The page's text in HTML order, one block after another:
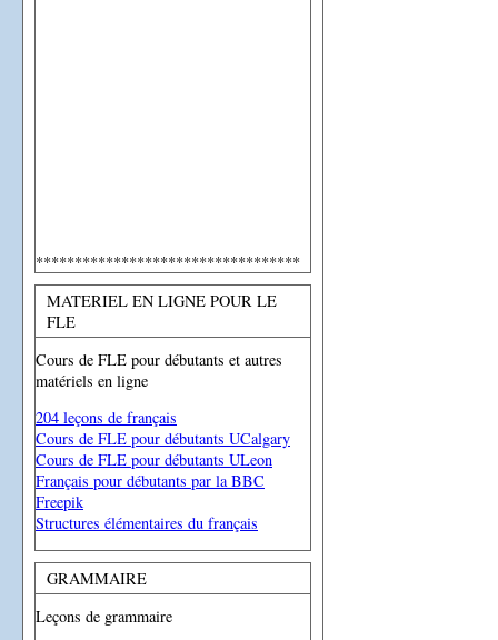
**********************************
MATERIEL EN LIGNE POUR LE
FLE
Cours de FLE pour débutants et autres
matériels en ligne
204 leçons de français
Cours de FLE pour débutants UCalgary
Cours de FLE pour débutants ULeon
Français pour débutants par la BBC
Freepik
Structures élémentaires du français
GRAMMAIRE
Leçons de grammaire